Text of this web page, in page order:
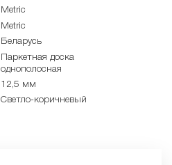
Metric
Metric
Беларусь
Паркетная доска
однополосная
12,5 мм
Светло-коричневый